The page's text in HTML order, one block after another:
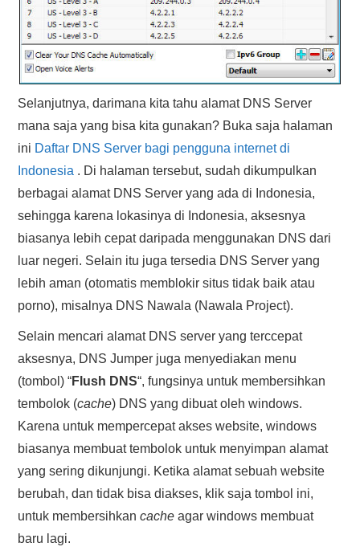
Selanjutnya, darimana kita tahu alamat DNS Server
mana saja yang bisa kita gunakan? Buka saja halaman
ini Daftar DNS Server bagi pengguna internet di
Indonesia . Di halaman tersebut, sudah dikumpulkan
berbagai alamat DNS Server yang ada di Indonesia,
sehingga karena lokasinya di Indonesia, aksesnya
biasanya lebih cepat daripada menggunakan DNS dari
luar negeri. Selain itu juga tersedia DNS Server yang
lebih aman (otomatis memblokir situs tidak baik atau
porno), misalnya DNS Nawala (Nawala Project).
Selain mencari alamat DNS server yang terccepat
aksesnya, DNS Jumper juga menyediakan menu
(tombol) “Flush DNS“, fungsinya untuk membersihkan
tembolok (cache) DNS yang dibuat oleh windows.
Karena untuk mempercepat akses website, windows
biasanya membuat tembolok untuk menyimpan alamat
yang sering dikunjungi. Ketika alamat sebuah website
berubah, dan tidak bisa diakses, klik saja tombol ini,
untuk membersihkancache agar windows membuat
baru lagi.